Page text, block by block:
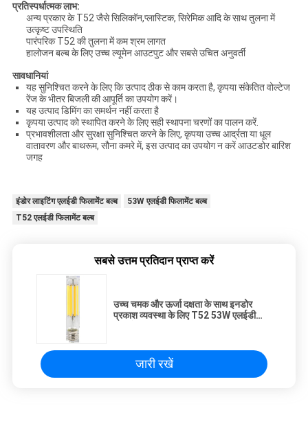
प्रतिस्पर्धात्मक लाभ:
अन्य प्रकार के T52 जैसे सिलिकॉन,प्लास्टिक, सिरेमिक आदि के साथ तुलना में
उत्कृष्ट उपस्थिति
पारंपरिक T52 की तुलना में कम श्रम लागत
हालोजन बल्ब के लिए उच्च ल्यूमेन आउटपुट और सबसे उचित अनुवर्ती
सावधानियां
यह सुनिश्चित करने के लिए कि उत्पाद ठीक से काम करता है, कृपया संकेतित वोल्टेज
रेंज के भीतर बिजली की आपूर्ति का उपयोग करें।
यह उत्पाद डिमिंग का समर्थन नहीं करता है
कृपया उत्पाद को स्थापित करने के लिए सही स्थापना चरणों का पालन करें.
प्रभावशीलता और सुरक्षा सुनिश्चित करने के लिए, कृपया उच्च आर्द्रता या धूल
वातावरण और बाथरूम, सौना कमरे में, इस उत्पाद का उपयोग न करें आउटडोर बारिश
जगह
इंडोर लाइटिंग एलईडी फिलामेंट बल्ब
53W एलईडी फिलामेंट बल्ब
T52 एलईडी फिलामेंट बल्ब
सबसे उत्तम प्रतिदान प्राप्त करें
उच्च चमक और ऊर्जा दक्षता के साथ इनडोर
प्रकाश व्यवस्था के लिए T52 53W एलईडी
जारी रखें